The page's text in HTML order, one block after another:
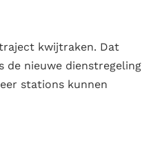
kwijtraken. Dat
de nieuwe dienstregeling
stations kunnen